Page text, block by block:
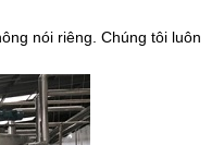
nói riêng. Chúng tôi luôn